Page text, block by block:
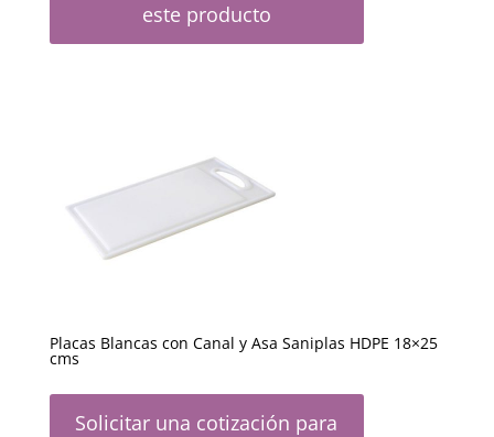
este producto
Placas Blancas con Canal y Asa Saniplas HDPE 18×25
cms
Solicitar una cotización para